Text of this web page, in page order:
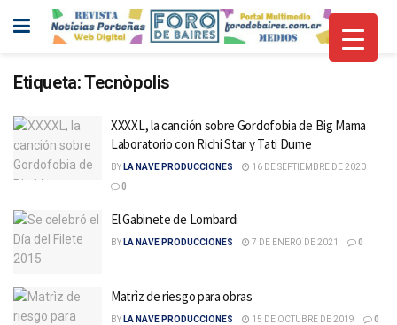
Etiqueta:Tecnòpolis
XXXXL, la canción sobre Gordofobia de Big Mama
Laboratorio con Richi Star y Tati Dume
BY LA NAVE PRODUCCIONES
16 DE SEPTIEMBRE DE 2020
0
El Gabinete de Lombardi
BY LA NAVE PRODUCCIONES 7 DE ENERO DE 2021 0
Matrìz de riesgo para obras
BY LA NAVE PRODUCCIONES 15 DE OCTUBRE DE 2019 0